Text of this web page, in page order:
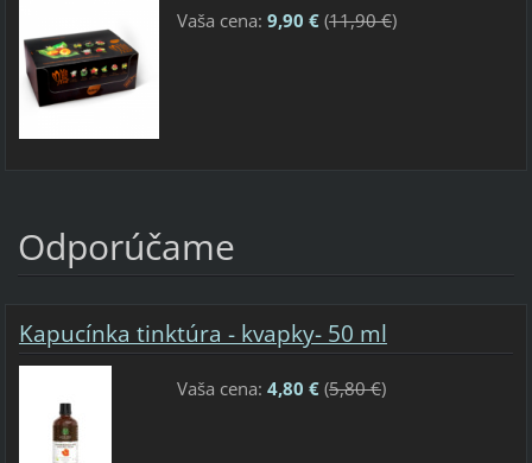
Vaša cena: 9,90 €(11,90 €)
Odporúčame
Kapucínka tinktúra - kvapky- 50 ml
Vaša cena: 4,80 €(5,80 €)